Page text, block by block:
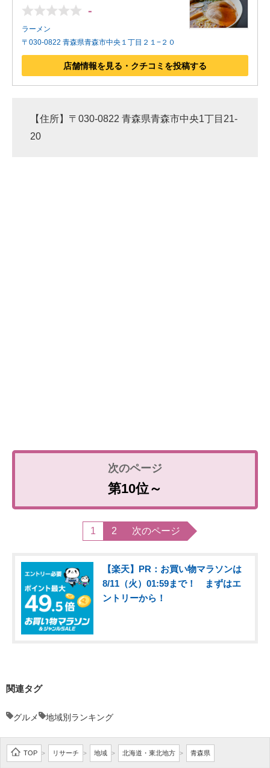
-
ラーメン
〒030-0822 青森県青森市中央１丁目２１−２０
店舗情報を見る・クチコミを投稿する
【住所】〒030-0822 青森県青森市中央1丁目21-
20
第10位～
1 2 次のページ
【楽天】PR：お買い物マラソンは
8/11（火）01:59まで！ まずはエ
ントリーから！
関連タグ
グルメ 地域別ランキング
TOP > リサーチ > 地域 > 北海道・東北地方 > 青森県